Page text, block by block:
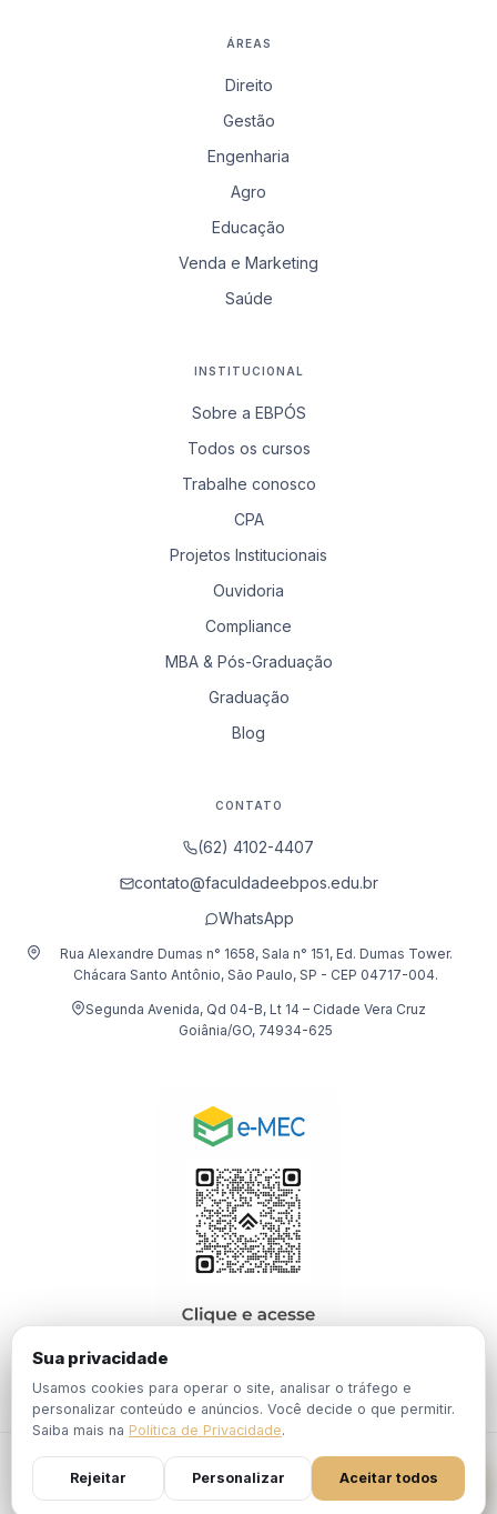
ÁREAS
Direito
Gestão
Engenharia
Agro
Educação
Venda e Marketing
Saúde
INSTITUCIONAL
Sobre a EBPÓS
Todos os cursos
Trabalhe conosco
CPA
Projetos Institucionais
Ouvidoria
Compliance
MBA & Pós-Graduação
Graduação
Blog
CONTATO
(62) 4102-4407
contato@faculdadeebpos.edu.br
WhatsApp
Rua Alexandre Dumas n° 1658, Sala n° 151, Ed. Dumas Tower.
Chácara Santo Antônio, São Paulo, SP - CEP 04717-004.
Segunda Avenida, Qd 04-B, Lt 14 – Cidade Vera Cruz
Goiânia/GO, 74934-625
© 2026 EBPÓS. Todos os direitos reservados.
Política de
Privacidade
Termos de
Uso
Portaria Nº 1.201, de 19 de Dezembro de
2024
Sua privacidade
Usamos cookies para operar o site, analisar o tráfego e
personalizar conteúdo e anúncios. Você decide o que permitir.
Saiba mais na Política de Privacidade.
Rejeitar Personalizar Aceitar todos